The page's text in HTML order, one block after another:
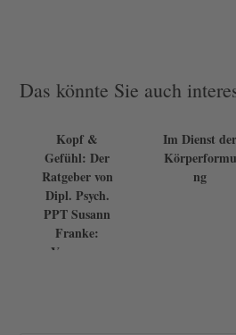
Das könnte Sie auch
Kopf &
Gefühl: Der
Ratgeber von
Dipl. Psych.
PPT Susann
Franke:
Verpassen
Im Dienst der
Körperformu
ng